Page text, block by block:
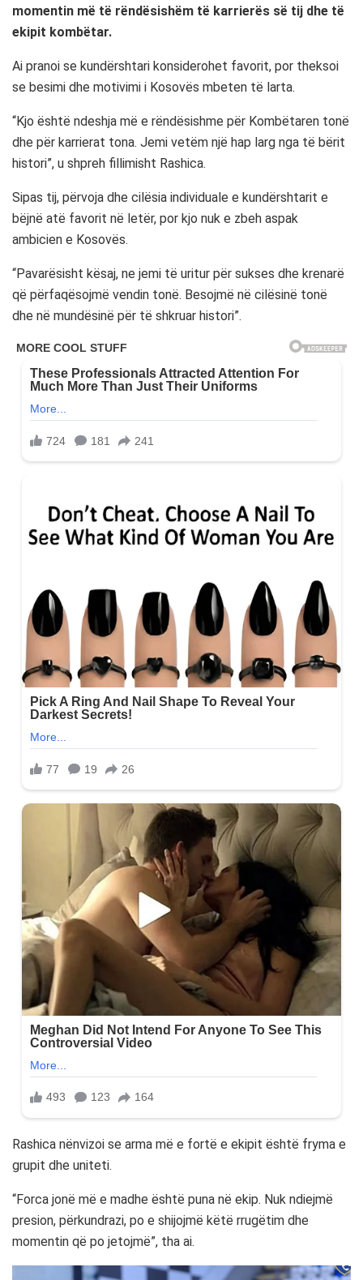
momentin më të rëndësishëm të karrierës së tij dhe të
ekipit kombëtar.
Ai pranoi se kundërshtari konsiderohet favorit, por theksoi
se besimi dhe motivimi i Kosovës mbeten të larta.
“Kjo është ndeshja më e rëndësishme për Kombëtaren tonë
dhe për karrierat tona. Jemi vetëm një hap larg nga të bërit
histori”, u shpreh fillimisht Rashica.
Sipas tij, përvoja dhe cilësia individuale e kundërshtarit e
bëjnë atë favorit në letër, por kjo nuk e zbeh aspak
ambicien e Kosovës.
“Pavarësisht kësaj, ne jemi të uritur për sukses dhe krenarë
që përfaqësojmë vendin tonë. Besojmë në cilësinë tonë
dhe në mundësinë për të shkruar histori”.
Rashica nënvizoi se arma më e fortë e ekipit është fryma e
grupit dhe uniteti.
“Forca jonë më e madhe është puna në ekip. Nuk ndiejmë
presion, përkundrazi, po e shijojmë këtë rrugëtim dhe
momentin që po jetojmë”, tha ai.